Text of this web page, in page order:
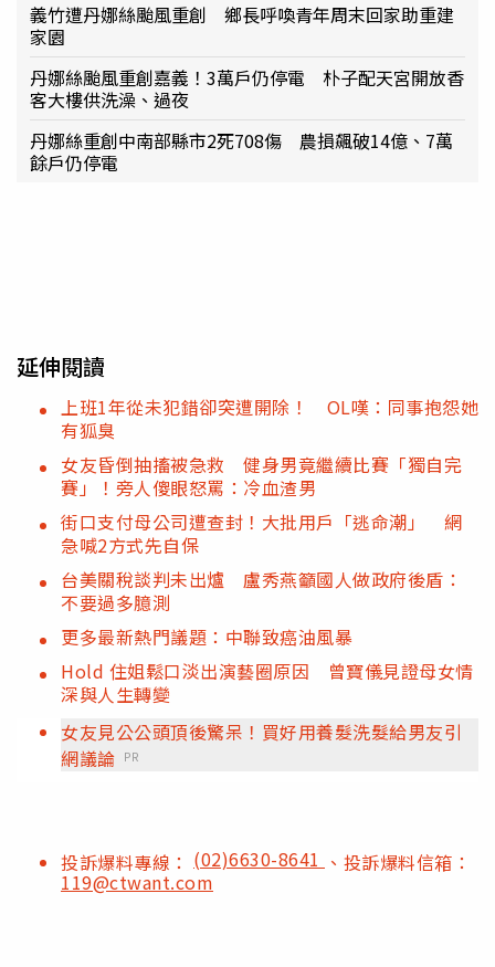
義竹遭丹娜絲颱風重創 鄉長呼喚青年周末回家助重建
家園
丹娜絲颱風重創嘉義！3萬戶仍停電 朴子配天宮開放香
客大樓供洗澡、過夜
丹娜絲重創中南部縣市2死708傷 農損飆破14億、7萬
餘戶仍停電
延伸閱讀
上班1年從未犯錯卻突遭開除！ OL嘆：同事抱怨她
有狐臭
女友昏倒抽搐被急救 健身男竟繼續比賽「獨自完
賽」！旁人傻眼怒罵：冷血渣男
街口支付母公司遭查封！大批用戶「逃命潮」 網
急喊2方式先自保
台美關稅談判未出爐 盧秀燕籲國人做政府後盾：
不要過多臆測
更多最新熱門議題：中聯致癌油風暴
Hold 住姐鬆口淡出演藝圈原因 曾寶儀見證母女情
深與人生轉變
女友見公公頭頂後驚呆！買好用養髮洗髮給男友引
網議論 PR
投訴爆料專線： (02)6630-8641 、投訴爆料信箱：
119@ctwant.com